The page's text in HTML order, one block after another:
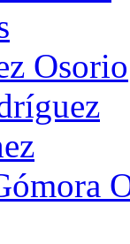
Osorio